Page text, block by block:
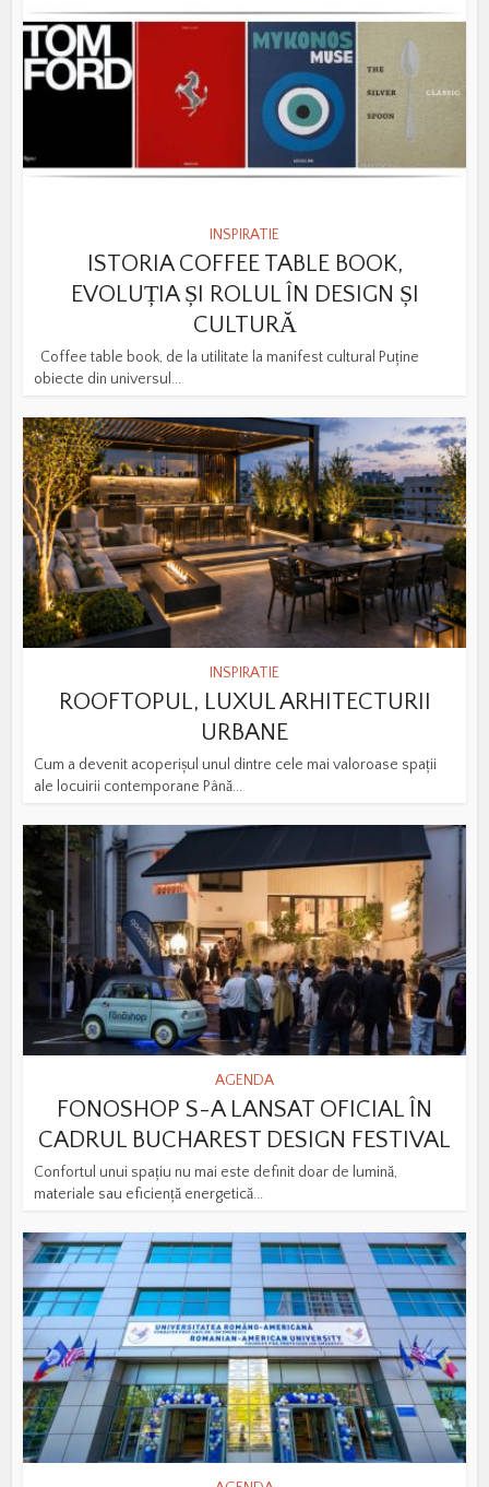
INSPIRATIE
ISTORIA COFFEE TABLE BOOK,
EVOLUȚIA ȘI ROLUL ÎN DESIGN ȘI
CULTURĂ
Coffee table book, de la utilitate la manifest cultural Puține
obiecte din universul...
INSPIRATIE
ROOFTOPUL, LUXUL ARHITECTURII
URBANE
Cum a devenit acoperișul unul dintre cele mai valoroase spații
ale locuirii contemporane Până...
AGENDA
FONOSHOP S-A LANSAT OFICIAL ÎN
CADRUL BUCHAREST DESIGN FESTIVAL
Confortul unui spațiu nu mai este definit doar de lumină,
materiale sau eficiență energetică...